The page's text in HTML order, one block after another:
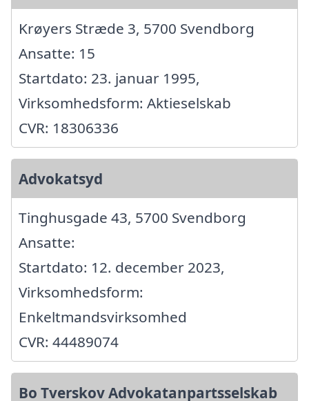
Krøyers Stræde 3, 5700 Svendborg
Ansatte: 15
Startdato: 23. januar 1995,
Virksomhedsform: Aktieselskab
CVR: 18306336
Advokatsyd
Tinghusgade 43, 5700 Svendborg
Ansatte:
Startdato: 12. december 2023,
Virksomhedsform:
Enkeltmandsvirksomhed
CVR: 44489074
Bo Tverskov Advokatanpartsselskab